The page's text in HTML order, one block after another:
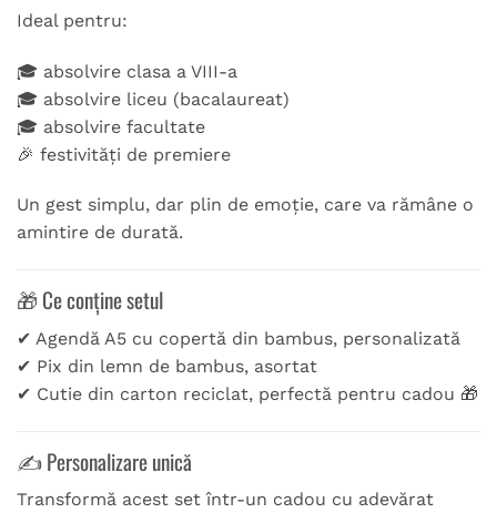
Ideal pentru:
🎓 absolvire clasa a VIII-a
🎓 absolvire liceu (bacalaureat)
🎓 absolvire facultate
🎉 festivități de premiere
Un gest simplu, dar plin de emoție, care va rămâne o
amintire de durată.
🎁 Ce conține setul
✔ Agendă A5 cu copertă din bambus, personalizată
✔ Pix din lemn de bambus, asortat
✔ Cutie din carton reciclat, perfectă pentru cadou 🎁
✍️ Personalizare unică
Transformă acest set într-un cadou cu adevărat